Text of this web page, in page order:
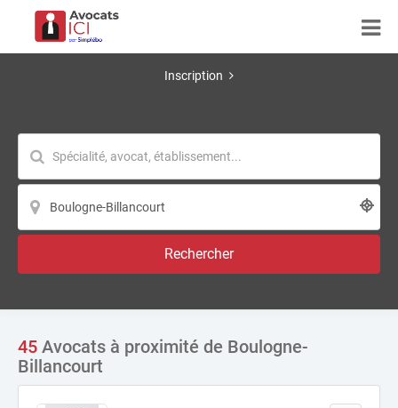
Inscription
Rechercher
45 Avocats à proximité de Boulogne-
Billancourt